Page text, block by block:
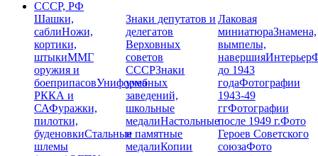
СССР, РФ
Шашки,
саблиНожи,
кортики,
штыкиММГ
оружия и
боеприпасовУниформа
РККА и
САФуражки,
пилотки,
буденовкиСтальные
шлемы
Знаки депутатов и
делегатов
Верховных
советов
СССРЗнаки
учебных
заведений,
школьные
медалиНастольные
и памятные
медалиКопии
Лаковая
миниатюраЗнамена,
вымпелы,
навершияИнтерьер
до 1943
годаФотографии
1943-49
ггФотографии
после 1949 г.Фото
Героев Советского
союзаФото